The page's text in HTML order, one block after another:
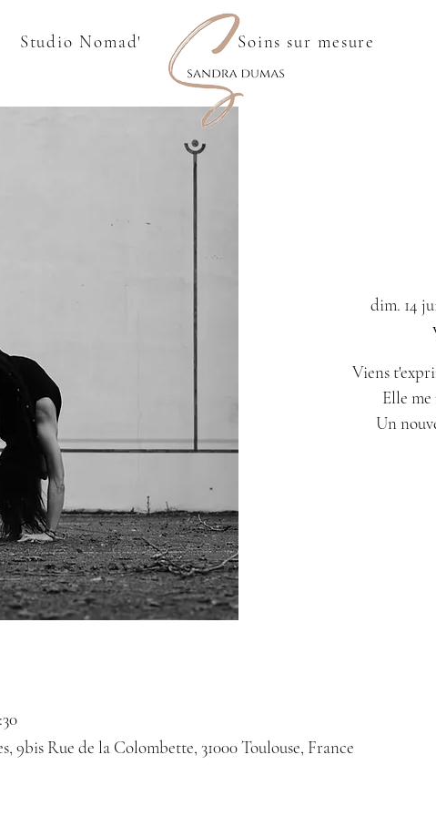
Studio Nomad' Soins sur mesure
dim. 14
Viens
Elle
Un
9bis Rue de la Colombette, 31000 Toulouse, France